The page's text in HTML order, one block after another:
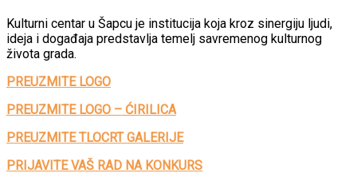
Kulturni centar u Šapcu je institucija koja kroz sinergiju ljudi,
ideja i događaja predstavlja temelj savremenog kulturnog
života grada.
PREUZMITE LOGO
PREUZMITE LOGO – ĆIRILICA
PREUZMITE TLOCRT GALERIJE
PRIJAVITE VAŠ RAD NA KONKURS